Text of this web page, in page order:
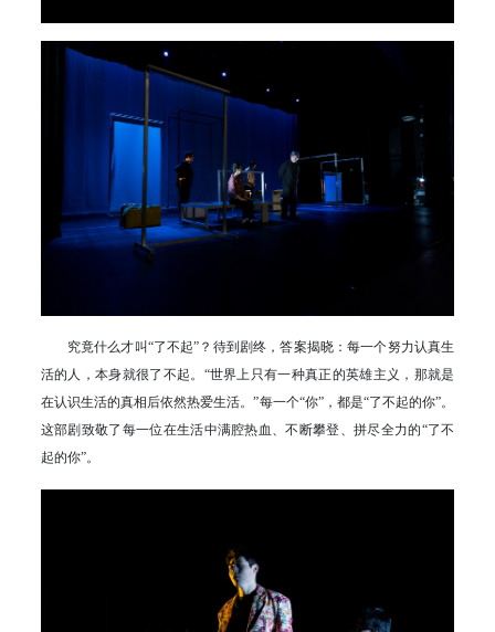
究竟什么才叫“了不起”？待到剧终，答案揭晓：每一个努力认真生
活的人，本身就很了不起。“世界上只有一种真正的英雄主义，那就是
在认识生活的真相后依然热爱生活。”每一个“你”，都是“了不起的你”。
这部剧致敬了每一位在生活中满腔热血、不断攀登、拼尽全力的“了不
起的你”。